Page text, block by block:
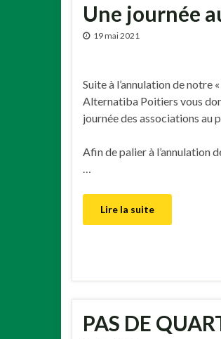
Une journée
19 mai 2021
Suite à l’annulation de notre
Alternatiba Poitiers vous
journée des associations au
Afin de palier à l’annulation
…
Lire la suite
PAS DE